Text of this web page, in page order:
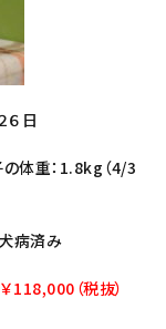
６日
重：1.8kg（4/3
病済み
118,000（税抜）